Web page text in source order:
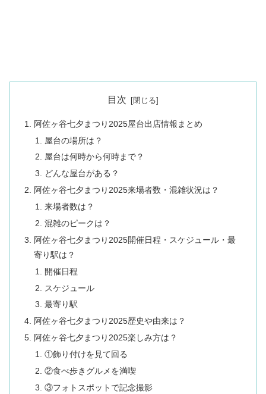
目次
阿佐ヶ谷七夕まつり2025屋台出店情報まとめ
屋台の場所は？
屋台は何時から何時まで？
どんな屋台がある？
阿佐ヶ谷七夕まつり2025来場者数・混雑状況は？
来場者数は？
混雑のピークは？
阿佐ヶ谷七夕まつり2025開催日程・スケジュール・最
寄り駅は？
開催日程
スケジュール
最寄り駅
阿佐ヶ谷七夕まつり2025歴史や由来は？
阿佐ヶ谷七夕まつり2025楽しみ方は？
①飾り付けを見て回る
②食べ歩きグルメを満喫
③フォトスポットで記念撮影